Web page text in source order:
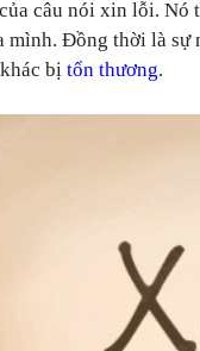
câu nói xin lỗi. Nó
mình. Đồng thời là sự
bị tổn thương.